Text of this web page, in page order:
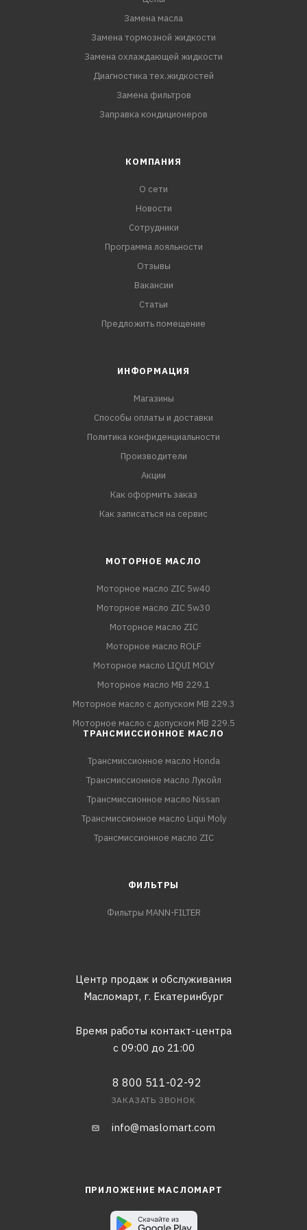
Замена масла
Замена тормозной жидкости
Замена охлаждающей жидкости
Диагностика тех.жидкостей
Замена фильтров
Заправка кондиционеров
КОМПАНИЯ
О сети
Новости
Сотрудники
Программа лояльности
Отзывы
Вакансии
Статьи
Предложить помещение
ИНФОРМАЦИЯ
Магазины
Способы оплаты и доставки
Политика конфиденциальности
Производители
Акции
Как оформить заказ
Как записаться на сервис
МОТОРНОЕ МАСЛО
Моторное масло ZIC 5w40
Моторное масло ZIC 5w30
Моторное масло ZIC
Моторное масло ROLF
Моторное масло LIQUI MOLY
Моторное масло MB 229.1
Моторное масло с допуском MB 229.3
Моторное масло с допуском MB 229.5
ТРАНСМИССИОННОЕ МАСЛО
Трансмиссионное масло Honda
Трансмиссионное масло Лукойл
Трансмиссионное масло Nissan
Трансмиссионное масло Liqui Moly
Трансмиссионное масло ZIC
ФИЛЬТРЫ
Фильтры MANN-FILTER
Центр продаж и обслуживания
Масломарт, г. Екатеринбург
Время работы контакт-центра
с 09:00 до 21:00
8 800 511-02-92
ЗАКАЗАТЬ ЗВОНОК
info@maslomart.com
ПРИЛОЖЕНИЕ МАСЛОМАРТ